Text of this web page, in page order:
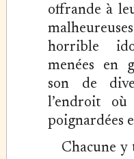
offrande à
horrible
menées en
son de
l’endroit
poignardées
Chacune y